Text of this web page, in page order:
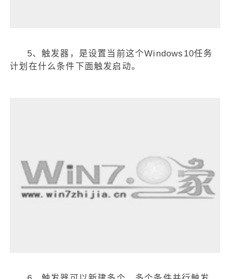
5、触发器，是设置当前这个Windows10任务
计划在什么条件下面触发启动。